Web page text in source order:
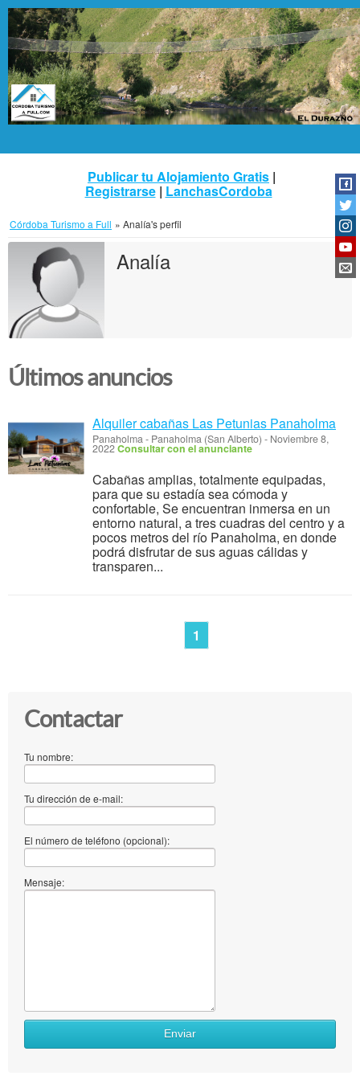
Publicar tu Alojamiento Gratis |
Registrarse| LanchasCordoba
Córdoba Turismo a Full » Analía's perfil
Analía
Últimos anuncios
Alquiler cabañas Las Petunias Panaholma
Panaholma- Panaholma (San Alberto) - Noviembre 8,
2022Consultar con el anunciante
Cabañas amplias, totalmente equipadas,
para que su estadía sea cómoda y
confortable, Se encuentran inmersa en un
entorno natural, a tres cuadras del centro y a
pocos metros del río Panaholma, en donde
podrá disfrutar de sus aguas cálidas y
transparen...
1
Contactar
Tu nombre:
Tu dirección de e-mail:
El número de teléfono (opcional):
Mensaje:
Enviar